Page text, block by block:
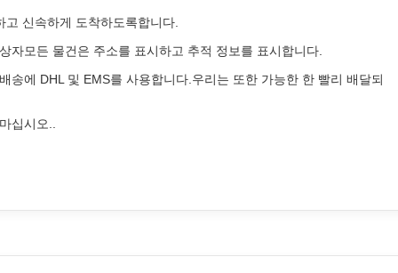
신속하게 도착하도록합니다.
모든 물건은 주소를 표시하고 추적 정보를 표시합니다.
에 DHL 및 EMS를 사용합니다.우리는 또한 가능한 한 빨리 배달되
십시오..